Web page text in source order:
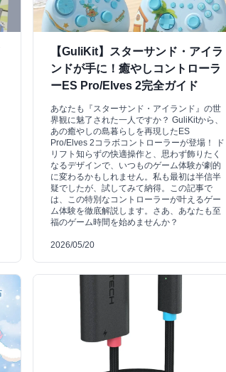
【GuliKit】スターサンド・アイラ
ンドが手に！癒やしコントローラ
ーES Pro/Elves 2完全ガイド
あなたも『スターサンド・アイランド』の世
界観に魅了された一人ですか？ GuliKitから、
あの癒やしの島暮らしを再現したES
Pro/Elves 2コラボコントローラーが登場！ ド
リフト知らずの快適操作と、思わず飾りたく
なるデザインで、いつものゲーム体験が劇的
に変わるかもしれません。私も最初は半信半
疑でしたが、試してみて納得。この記事で
は、この特別なコントローラーが叶えるゲー
ム体験を徹底解説します。さあ、あなたも至
福のゲーム時間を始めませんか？
2026/05/20